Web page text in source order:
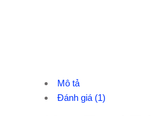
Mô tả
Đánh giá (1)